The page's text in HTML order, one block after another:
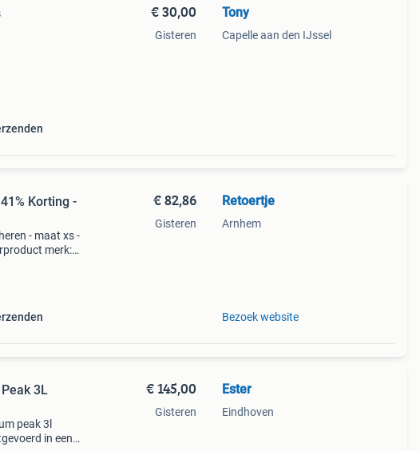
€ 30,00
Gisteren
Tony
Capelle aan den IJssel
Korting -
- maat xs -
merk:
€ 82,86
Gisteren
Retoertje
Arnhem
Bezoek website
3L
peak 3l
in een
€ 145,00
Gisteren
Ester
Eindhoven